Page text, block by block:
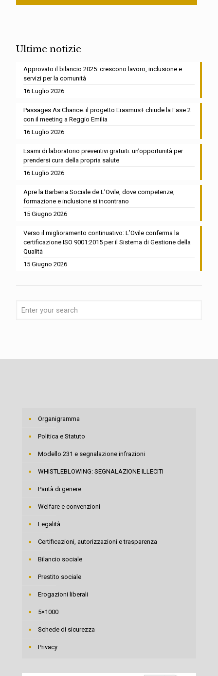
Ultime notizie
Approvato il bilancio 2025: crescono lavoro, inclusione e
servizi per la comunità
16 Luglio 2026
Passages As Chance: il progetto Erasmus+ chiude la Fase 2
con il meeting a Reggio Emilia
16 Luglio 2026
Esami di laboratorio preventivi gratuiti: un’opportunità per
prendersi cura della propria salute
16 Luglio 2026
Apre la Barberia Sociale de L’Ovile, dove competenze,
formazione e inclusione si incontrano
15 Giugno 2026
Verso il miglioramento continuativo: L’Ovile conferma la
certificazione ISO 9001:2015 per il Sistema di Gestione della
Qualità
15 Giugno 2026
Organigramma
Politica e Statuto
Modello 231 e segnalazione infrazioni
WHISTLEBLOWING: SEGNALAZIONE ILLECITI
Parità di genere
Welfare e convenzioni
Legalità
Certificazioni, autorizzazioni e trasparenza
Bilancio sociale
Prestito sociale
Erogazioni liberali
5×1000
Schede di sicurezza
Privacy